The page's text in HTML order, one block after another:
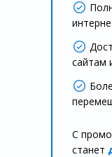
сайтам
С
станет